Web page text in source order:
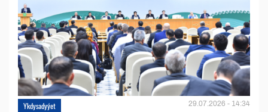
Ykdysadyýet 29.07.2026 - 14:34